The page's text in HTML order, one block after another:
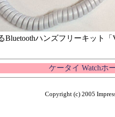
ハンズフリーキット「
ケータイ Watchホ
Copyright (c) 2005